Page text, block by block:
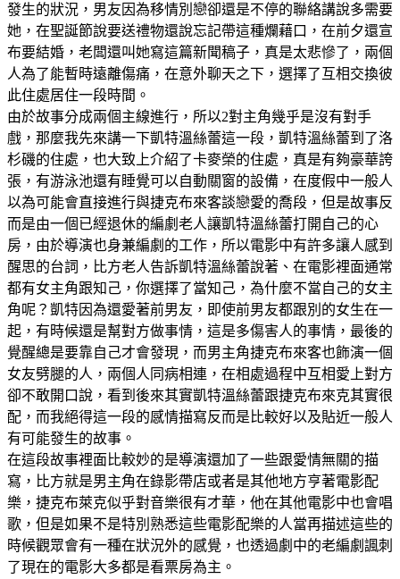
發生的狀況，男友因為移情別戀卻還是不停的聯絡講說多需要
她，在聖誕節說要送禮物還說忘記帶這種爛藉口，在前夕還宣
布要結婚，老闆還叫她寫這篇新聞稿子，真是太悲慘了，兩個
人為了能暫時遠離傷痛，在意外聊天之下，選擇了互相交換彼
此住處居住一段時間。
由於故事分成兩個主線進行，所以2對主角幾乎是沒有對手
戲，那麼我先來講一下凱特溫絲蕾這一段，凱特溫絲蕾到了洛
杉磯的住處，也大致上介紹了卡麥榮的住處，真是有夠豪華誇
張，有游泳池還有睡覺可以自動關窗的設備，在度假中一般人
以為可能會直接進行與捷克布來客談戀愛的喬段，但是故事反
而是由一個已經退休的編劇老人讓凱特溫絲蕾打開自己的心
房，由於導演也身兼編劇的工作，所以電影中有許多讓人感到
醒思的台詞，比方老人告訴凱特溫絲蕾說著、在電影裡面通常
都有女主角跟知己，你選擇了當知己，為什麼不當自己的女主
角呢？凱特因為還愛著前男友，即使前男友都跟別的女生在一
起，有時候還是幫對方做事情，這是多傷害人的事情，最後的
覺醒總是要靠自己才會發現，而男主角捷克布來客也飾演一個
女友劈腿的人，兩個人同病相連，在相處過程中互相愛上對方
卻不敢開口說，看到後來其實凱特溫絲蕾跟捷克布來克其實很
配，而我絕得這一段的感情描寫反而是比較好以及貼近一般人
有可能發生的故事。
在這段故事裡面比較妙的是導演還加了一些跟愛情無關的描
寫，比方就是男主角在錄影帶店或者是其他地方亨著電影配
樂，捷克布萊克似乎對音樂很有才華，他在其他電影中也會唱
歌，但是如果不是特別熟悉這些電影配樂的人當再描述這些的
時候觀眾會有一種在狀況外的感覺，也透過劇中的老編劇諷刺
了現在的電影大多都是看票房為主。